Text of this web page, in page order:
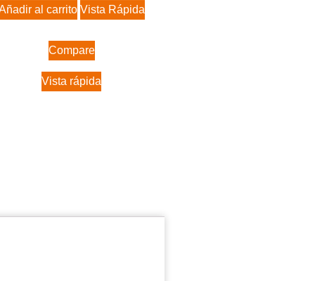
al carrito Vista Rápida
Compare
Vista rápida